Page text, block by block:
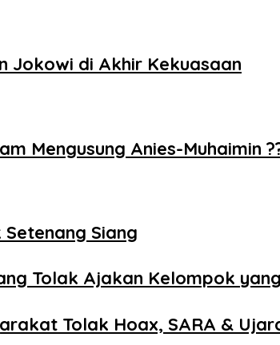
Jokowi di Akhir Kekuasaan
Mengusung Anies-Muhaimin
Siang
Tolak Ajakan Kelompok
Tolak Hoax, SARA &